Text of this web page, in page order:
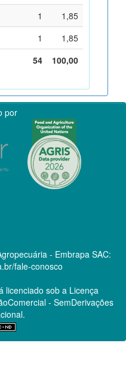
1
1,85
1
1,85
54
100,00
por
- Embrapa SAC:
fale-conosco
licenciado sob a Licença
- SemDerivações